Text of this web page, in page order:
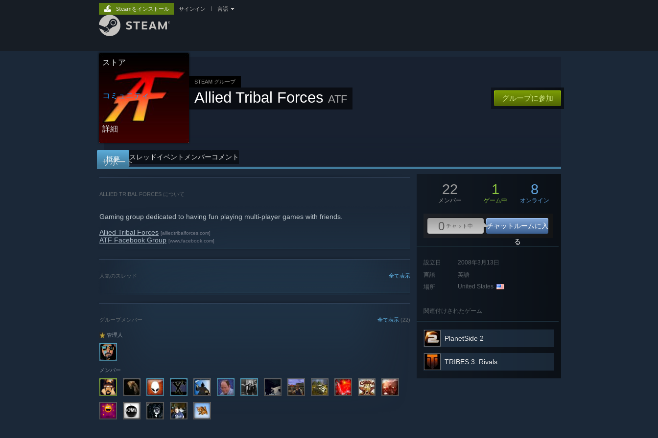
ストア
コミュニティ
詳細
サポート
Steamをインストール サインイン 言語
STEAM グループ
Allied Tribal Forces ATF グループに参加
概要 スレッドイベント メンバーコメント
ALLIED TRIBAL FORCES について
Gaming group dedicated to having fun playing multi-player games with friends.
Allied Tribal Forces [alliedtribalforces.com]
ATF Facebook Group [www.facebook.com]
全て表示
人気のスレッド
全て表示 (22)
グループメンバー
管理人
メンバー
22
メンバー
1
ゲーム中
8
オンライン
0 チャット中
チャットルームに入
る
設立日
2008年3月13日
言語
英語
場所
United States
関連付けされたゲーム
PlanetSide 2
TRIBES 3: Rivals